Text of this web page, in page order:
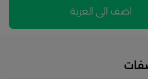
اضف الى العربة